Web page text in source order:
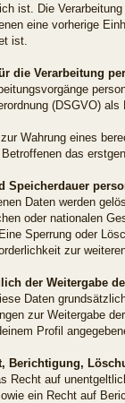
ist. Die
eine vorherige
ist.
die Verarbeitung
(DSGVO) als
Wahrung eines
das
Speicherdauer
Daten werden
oder nationalen
Sperrung oder
zur
der Weitergabe
Daten
zur Weitergabe
Profil
Berichtigung,
Recht auf
ein Recht auf